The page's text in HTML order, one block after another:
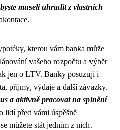
museli uhradit z vlastních
kterou vám banka může
vašeho rozpočtu a výběr
jen o LTV. Banky posuzují i
příjmy, výdaje a další závazky.
a aktivně pracovat na splnění
lidí před vámi úspěšně
můžete stát jedním z nich.